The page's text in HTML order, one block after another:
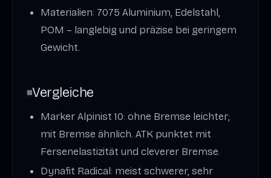
Materialien: 7075 Aluminium, Edelstahl,
POM – langlebig und präzise bei geringem
Gewicht.
Vergleiche
Marker Alpinist 10: ohne Bremse leichter;
mit Bremse ähnlich. ATK punktet mit
Fersenelastizität und cleverer Bremse.
Dynafit Radical: meist schwerer, sehr